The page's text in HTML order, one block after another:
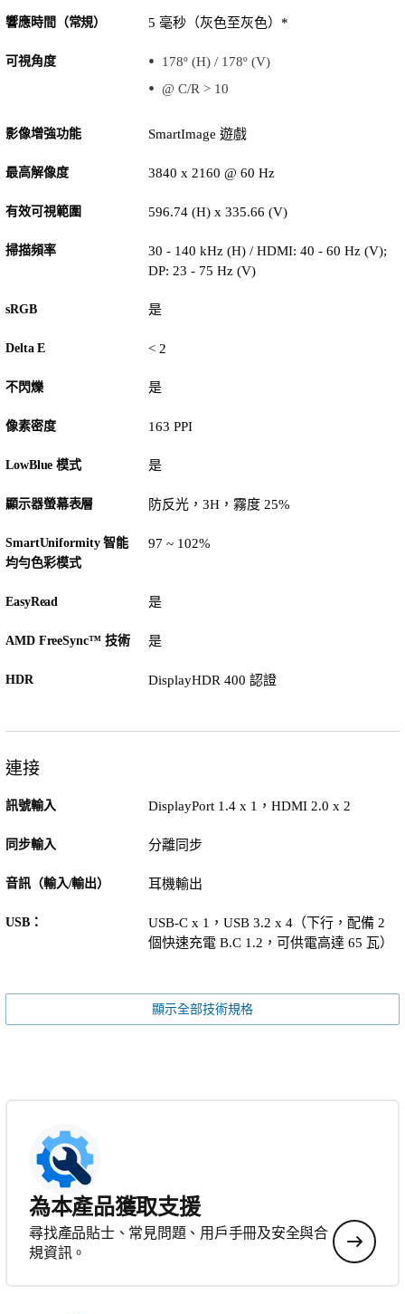
響應時間（常規） 5 毫秒（灰色至灰色）*
可視角度
178º (H) / 178º (V)
@ C/R > 10
影像增強功能 SmartImage 遊戲
最高解像度 3840 x 2160 @ 60 Hz
有效可視範圍 596.74 (H) x 335.66 (V)
掃描頻率
30 - 140 kHz (H) / HDMI: 40 - 60 Hz (V);
DP: 23 - 75 Hz (V)
sRGB 是
Delta E < 2
不閃爍 是
像素密度 163 PPI
LowBlue 模式 是
顯示器螢幕表層 防反光，3H，霧度 25%
SmartUniformity 智能
均勻色彩模式
97 ~ 102%
EasyRead 是
AMD FreeSync™ 技術 是
HDR DisplayHDR 400 認證
連接
訊號輸入 DisplayPort 1.4 x 1，HDMI 2.0 x 2
同步輸入 分離同步
音訊（輸入/輸出） 耳機輸出
USB：
USB-C x 1，USB 3.2 x 4（下行，配備 2
個快速充電 B.C 1.2，可供電高達 65 瓦）
顯示全部技術規格
為本產品獲取支援
尋找產品貼士、常見問題、用戶手冊及安全與合
規資訊。